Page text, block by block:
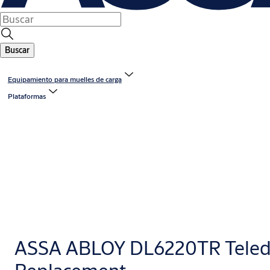
Buscar
Equipamiento para muelles de carga
Plataformas
ASSA ABLOY DL6220TR